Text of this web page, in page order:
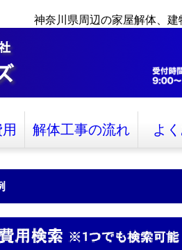
神奈川県周辺の家屋解体、
解体工事の流れ よ